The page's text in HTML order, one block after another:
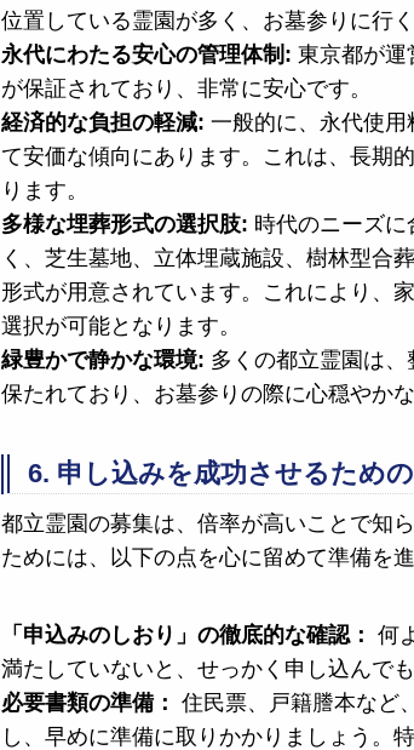
位置している霊園が多く、お墓参りに行
永代にわたる安心の管理体制: 東京都が運
が保証されており、非常に安心です。
経済的な負担の軽減: 一般的に、永代使用
て安価な傾向にあります。これは、長期
ります。
多様な埋葬形式の選択肢: 時代のニーズ
く、芝生墓地、立体埋蔵施設、樹林型合
形式が用意されています。これにより、
選択が可能となります。
緑豊かで静かな環境: 多くの都立霊園は
保たれており、お墓参りの際に心穏やか
6. 申し込みを成功させるため
都立霊園の募集は、倍率が高いことで知
ためには、以下の点を心に留めて準備を進
「申込みのしおり」の徹底的な確認： 何
満たしていないと、せっかく申し込んで
必要書類の準備： 住民票、戸籍謄本など
し、早めに準備に取りかかりましょう。